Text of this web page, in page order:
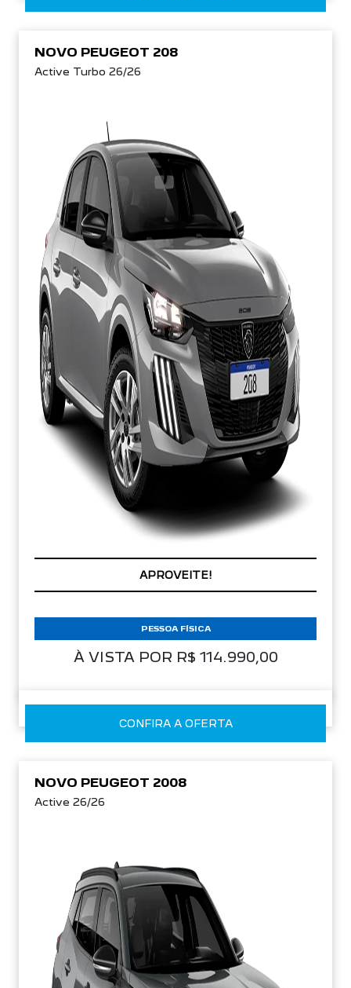
NOVO PEUGEOT 208
Active Turbo 26/26
APROVEITE!
À VISTA POR R$ 114.990,00
PESSOA FÍSICA
CONFIRA A OFERTA
NOVO PEUGEOT 2008
Active 26/26